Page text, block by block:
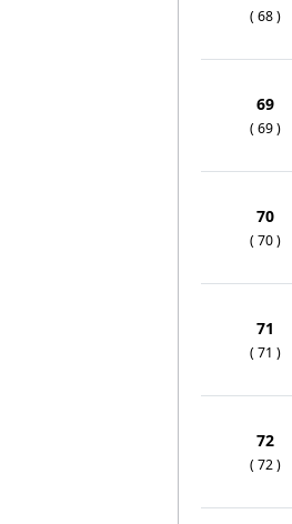
( 68 )
69
( 69 )
70
( 70 )
71
( 71 )
72
( 72 )